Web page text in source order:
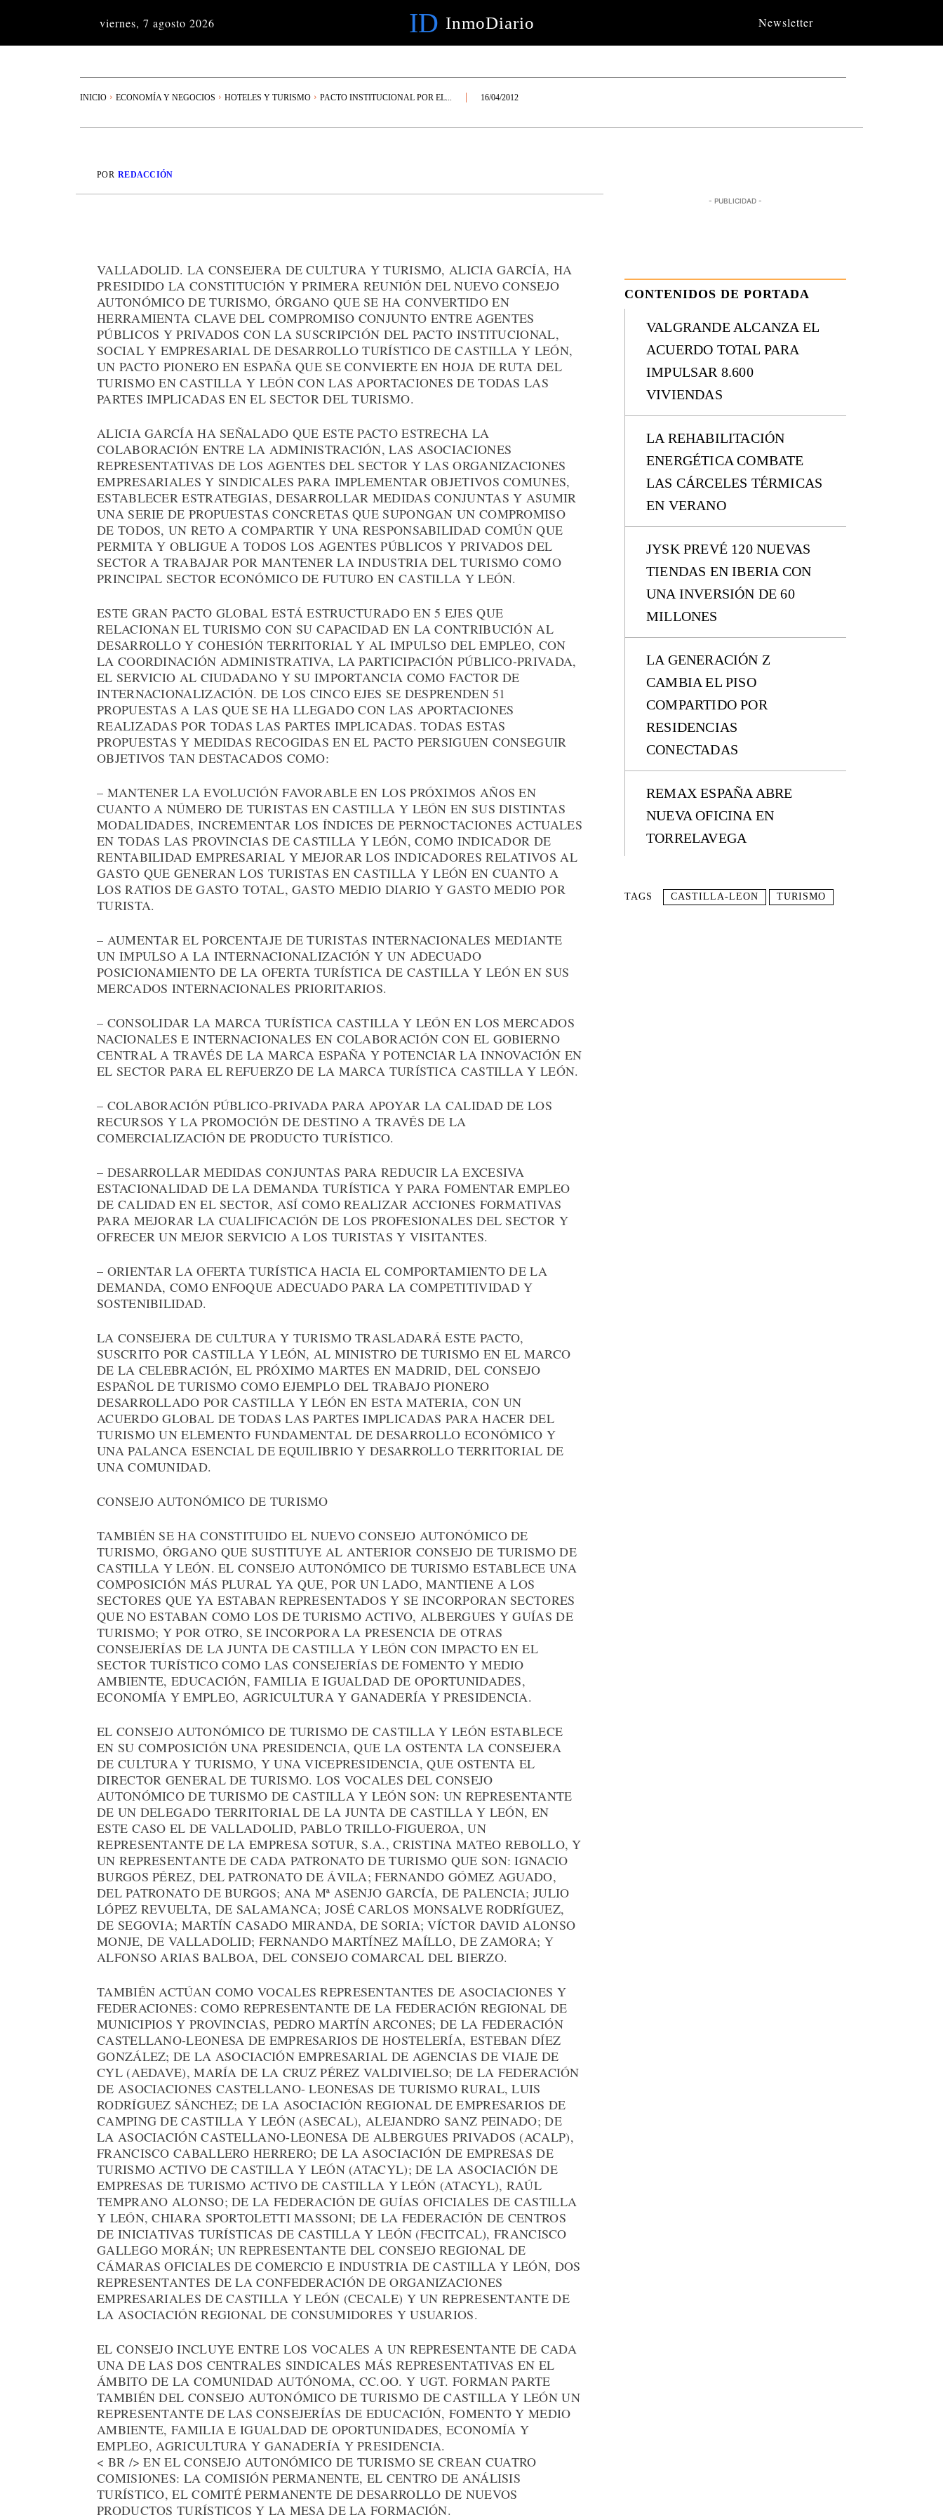
viernes, 7 agosto 2026 ID InmoDiario Newsletter
INICIO ECONOMÍA Y NEGOCIOS HOTELES Y TURISMO PACTO INSTITUCIONAL POR EL... 16/04/2012
POR REDACCIÓN
VALLADOLID. LA CONSEJERA DE CULTURA Y TURISMO, ALICIA GARCÍA, HA
PRESIDIDO LA CONSTITUCIÓN Y PRIMERA REUNIÓN DEL NUEVO CONSEJO
AUTONÓMICO DE TURISMO, ÓRGANO QUE SE HA CONVERTIDO EN
HERRAMIENTA CLAVE DEL COMPROMISO CONJUNTO ENTRE AGENTES
PÚBLICOS Y PRIVADOS CON LA SUSCRIPCIÓN DEL PACTO INSTITUCIONAL,
SOCIAL Y EMPRESARIAL DE DESARROLLO TURÍSTICO DE CASTILLA Y LEÓN,
UN PACTO PIONERO EN ESPAÑA QUE SE CONVIERTE EN HOJA DE RUTA DEL
TURISMO EN CASTILLA Y LEÓN CON LAS APORTACIONES DE TODAS LAS
PARTES IMPLICADAS EN EL SECTOR DEL TURISMO.
ALICIA GARCÍA HA SEÑALADO QUE ESTE PACTO ESTRECHA LA
COLABORACIÓN ENTRE LA ADMINISTRACIÓN, LAS ASOCIACIONES
REPRESENTATIVAS DE LOS AGENTES DEL SECTOR Y LAS ORGANIZACIONES
EMPRESARIALES Y SINDICALES PARA IMPLEMENTAR OBJETIVOS COMUNES,
ESTABLECER ESTRATEGIAS, DESARROLLAR MEDIDAS CONJUNTAS Y ASUMIR
UNA SERIE DE PROPUESTAS CONCRETAS QUE SUPONGAN UN COMPROMISO
DE TODOS, UN RETO A COMPARTIR Y UNA RESPONSABILIDAD COMÚN QUE
PERMITA Y OBLIGUE A TODOS LOS AGENTES PÚBLICOS Y PRIVADOS DEL
SECTOR A TRABAJAR POR MANTENER LA INDUSTRIA DEL TURISMO COMO
PRINCIPAL SECTOR ECONÓMICO DE FUTURO EN CASTILLA Y LEÓN.
ESTE GRAN PACTO GLOBAL ESTÁ ESTRUCTURADO EN 5 EJES QUE
RELACIONAN EL TURISMO CON SU CAPACIDAD EN LA CONTRIBUCIÓN AL
DESARROLLO Y COHESIÓN TERRITORIAL Y AL IMPULSO DEL EMPLEO, CON
LA COORDINACIÓN ADMINISTRATIVA, LA PARTICIPACIÓN PÚBLICO-PRIVADA,
EL SERVICIO AL CIUDADANO Y SU IMPORTANCIA COMO FACTOR DE
INTERNACIONALIZACIÓN. DE LOS CINCO EJES SE DESPRENDEN 51
PROPUESTAS A LAS QUE SE HA LLEGADO CON LAS APORTACIONES
REALIZADAS POR TODAS LAS PARTES IMPLICADAS. TODAS ESTAS
PROPUESTAS Y MEDIDAS RECOGIDAS EN EL PACTO PERSIGUEN CONSEGUIR
OBJETIVOS TAN DESTACADOS COMO:
– MANTENER LA EVOLUCIÓN FAVORABLE EN LOS PRÓXIMOS AÑOS EN
CUANTO A NÚMERO DE TURISTAS EN CASTILLA Y LEÓN EN SUS DISTINTAS
MODALIDADES, INCREMENTAR LOS ÍNDICES DE PERNOCTACIONES ACTUALES
EN TODAS LAS PROVINCIAS DE CASTILLA Y LEÓN, COMO INDICADOR DE
RENTABILIDAD EMPRESARIAL Y MEJORAR LOS INDICADORES RELATIVOS AL
GASTO QUE GENERAN LOS TURISTAS EN CASTILLA Y LEÓN EN CUANTO A
LOS RATIOS DE GASTO TOTAL, GASTO MEDIO DIARIO Y GASTO MEDIO POR
TURISTA.
– AUMENTAR EL PORCENTAJE DE TURISTAS INTERNACIONALES MEDIANTE
UN IMPULSO A LA INTERNACIONALIZACIÓN Y UN ADECUADO
POSICIONAMIENTO DE LA OFERTA TURÍSTICA DE CASTILLA Y LEÓN EN SUS
MERCADOS INTERNACIONALES PRIORITARIOS.
– CONSOLIDAR LA MARCA TURÍSTICA CASTILLA Y LEÓN EN LOS MERCADOS
NACIONALES E INTERNACIONALES EN COLABORACIÓN CON EL GOBIERNO
CENTRAL A TRAVÉS DE LA MARCA ESPAÑA Y POTENCIAR LA INNOVACIÓN EN
EL SECTOR PARA EL REFUERZO DE LA MARCA TURÍSTICA CASTILLA Y LEÓN.
– COLABORACIÓN PÚBLICO-PRIVADA PARA APOYAR LA CALIDAD DE LOS
RECURSOS Y LA PROMOCIÓN DE DESTINO A TRAVÉS DE LA
COMERCIALIZACIÓN DE PRODUCTO TURÍSTICO.
– DESARROLLAR MEDIDAS CONJUNTAS PARA REDUCIR LA EXCESIVA
ESTACIONALIDAD DE LA DEMANDA TURÍSTICA Y PARA FOMENTAR EMPLEO
DE CALIDAD EN EL SECTOR, ASÍ COMO REALIZAR ACCIONES FORMATIVAS
PARA MEJORAR LA CUALIFICACIÓN DE LOS PROFESIONALES DEL SECTOR Y
OFRECER UN MEJOR SERVICIO A LOS TURISTAS Y VISITANTES.
– ORIENTAR LA OFERTA TURÍSTICA HACIA EL COMPORTAMIENTO DE LA
DEMANDA, COMO ENFOQUE ADECUADO PARA LA COMPETITIVIDAD Y
SOSTENIBILIDAD.
LA CONSEJERA DE CULTURA Y TURISMO TRASLADARÁ ESTE PACTO,
SUSCRITO POR CASTILLA Y LEÓN, AL MINISTRO DE TURISMO EN EL MARCO
DE LA CELEBRACIÓN, EL PRÓXIMO MARTES EN MADRID, DEL CONSEJO
ESPAÑOL DE TURISMO COMO EJEMPLO DEL TRABAJO PIONERO
DESARROLLADO POR CASTILLA Y LEÓN EN ESTA MATERIA, CON UN
ACUERDO GLOBAL DE TODAS LAS PARTES IMPLICADAS PARA HACER DEL
TURISMO UN ELEMENTO FUNDAMENTAL DE DESARROLLO ECONÓMICO Y
UNA PALANCA ESENCIAL DE EQUILIBRIO Y DESARROLLO TERRITORIAL DE
UNA COMUNIDAD.
CONSEJO AUTONÓMICO DE TURISMO
TAMBIÉN SE HA CONSTITUIDO EL NUEVO CONSEJO AUTONÓMICO DE
TURISMO, ÓRGANO QUE SUSTITUYE AL ANTERIOR CONSEJO DE TURISMO DE
CASTILLA Y LEÓN. EL CONSEJO AUTONÓMICO DE TURISMO ESTABLECE UNA
COMPOSICIÓN MÁS PLURAL YA QUE, POR UN LADO, MANTIENE A LOS
SECTORES QUE YA ESTABAN REPRESENTADOS Y SE INCORPORAN SECTORES
QUE NO ESTABAN COMO LOS DE TURISMO ACTIVO, ALBERGUES Y GUÍAS DE
TURISMO; Y POR OTRO, SE INCORPORA LA PRESENCIA DE OTRAS
CONSEJERÍAS DE LA JUNTA DE CASTILLA Y LEÓN CON IMPACTO EN EL
SECTOR TURÍSTICO COMO LAS CONSEJERÍAS DE FOMENTO Y MEDIO
AMBIENTE, EDUCACIÓN, FAMILIA E IGUALDAD DE OPORTUNIDADES,
ECONOMÍA Y EMPLEO, AGRICULTURA Y GANADERÍA Y PRESIDENCIA.
EL CONSEJO AUTONÓMICO DE TURISMO DE CASTILLA Y LEÓN ESTABLECE
EN SU COMPOSICIÓN UNA PRESIDENCIA, QUE LA OSTENTA LA CONSEJERA
DE CULTURA Y TURISMO, Y UNA VICEPRESIDENCIA, QUE OSTENTA EL
DIRECTOR GENERAL DE TURISMO. LOS VOCALES DEL CONSEJO
AUTONÓMICO DE TURISMO DE CASTILLA Y LEÓN SON: UN REPRESENTANTE
DE UN DELEGADO TERRITORIAL DE LA JUNTA DE CASTILLA Y LEÓN, EN
ESTE CASO EL DE VALLADOLID, PABLO TRILLO-FIGUEROA, UN
REPRESENTANTE DE LA EMPRESA SOTUR, S.A., CRISTINA MATEO REBOLLO, Y
UN REPRESENTANTE DE CADA PATRONATO DE TURISMO QUE SON: IGNACIO
BURGOS PÉREZ, DEL PATRONATO DE ÁVILA; FERNANDO GÓMEZ AGUADO,
DEL PATRONATO DE BURGOS; ANA Mª ASENJO GARCÍA, DE PALENCIA; JULIO
LÓPEZ REVUELTA, DE SALAMANCA; JOSÉ CARLOS MONSALVE RODRÍGUEZ,
DE SEGOVIA; MARTÍN CASADO MIRANDA, DE SORIA; VÍCTOR DAVID ALONSO
MONJE, DE VALLADOLID; FERNANDO MARTÍNEZ MAÍLLO, DE ZAMORA; Y
ALFONSO ARIAS BALBOA, DEL CONSEJO COMARCAL DEL BIERZO.
TAMBIÉN ACTÚAN COMO VOCALES REPRESENTANTES DE ASOCIACIONES Y
FEDERACIONES: COMO REPRESENTANTE DE LA FEDERACIÓN REGIONAL DE
MUNICIPIOS Y PROVINCIAS, PEDRO MARTÍN ARCONES; DE LA FEDERACIÓN
CASTELLANO-LEONESA DE EMPRESARIOS DE HOSTELERÍA, ESTEBAN DÍEZ
GONZÁLEZ; DE LA ASOCIACIÓN EMPRESARIAL DE AGENCIAS DE VIAJE DE
CYL (AEDAVE), MARÍA DE LA CRUZ PÉREZ VALDIVIELSO; DE LA FEDERACIÓN
DE ASOCIACIONES CASTELLANO- LEONESAS DE TURISMO RURAL, LUIS
RODRÍGUEZ SÁNCHEZ; DE LA ASOCIACIÓN REGIONAL DE EMPRESARIOS DE
CAMPING DE CASTILLA Y LEÓN (ASECAL), ALEJANDRO SANZ PEINADO; DE
LA ASOCIACIÓN CASTELLANO-LEONESA DE ALBERGUES PRIVADOS (ACALP),
FRANCISCO CABALLERO HERRERO; DE LA ASOCIACIÓN DE EMPRESAS DE
TURISMO ACTIVO DE CASTILLA Y LEÓN (ATACYL); DE LA ASOCIACIÓN DE
EMPRESAS DE TURISMO ACTIVO DE CASTILLA Y LEÓN (ATACYL), RAÚL
TEMPRANO ALONSO; DE LA FEDERACIÓN DE GUÍAS OFICIALES DE CASTILLA
Y LEÓN, CHIARA SPORTOLETTI MASSONI; DE LA FEDERACIÓN DE CENTROS
DE INICIATIVAS TURÍSTICAS DE CASTILLA Y LEÓN (FECITCAL), FRANCISCO
GALLEGO MORÁN; UN REPRESENTANTE DEL CONSEJO REGIONAL DE
CÁMARAS OFICIALES DE COMERCIO E INDUSTRIA DE CASTILLA Y LEÓN, DOS
REPRESENTANTES DE LA CONFEDERACIÓN DE ORGANIZACIONES
EMPRESARIALES DE CASTILLA Y LEÓN (CECALE) Y UN REPRESENTANTE DE
LA ASOCIACIÓN REGIONAL DE CONSUMIDORES Y USUARIOS.
EL CONSEJO INCLUYE ENTRE LOS VOCALES A UN REPRESENTANTE DE CADA
UNA DE LAS DOS CENTRALES SINDICALES MÁS REPRESENTATIVAS EN EL
ÁMBITO DE LA COMUNIDAD AUTÓNOMA, CC.OO. Y UGT. FORMAN PARTE
TAMBIÉN DEL CONSEJO AUTONÓMICO DE TURISMO DE CASTILLA Y LEÓN UN
REPRESENTANTE DE LAS CONSEJERÍAS DE EDUCACIÓN, FOMENTO Y MEDIO
AMBIENTE, FAMILIA E IGUALDAD DE OPORTUNIDADES, ECONOMÍA Y
EMPLEO, AGRICULTURA Y GANADERÍA Y PRESIDENCIA.
< BR /> EN EL CONSEJO AUTONÓMICO DE TURISMO SE CREAN CUATRO
COMISIONES: LA COMISIÓN PERMANENTE, EL CENTRO DE ANÁLISIS
TURÍSTICO, EL COMITÉ PERMANENTE DE DESARROLLO DE NUEVOS
PRODUCTOS TURÍSTICOS Y LA MESA DE LA FORMACIÓN.
- PUBLICIDAD -
CONTENIDOS DE PORTADA
VALGRANDE ALCANZA EL
ACUERDO TOTAL PARA
IMPULSAR 8.600
VIVIENDAS
LA REHABILITACIÓN
ENERGÉTICA COMBATE
LAS CÁRCELES TÉRMICAS
EN VERANO
JYSK PREVÉ 120 NUEVAS
TIENDAS EN IBERIA CON
UNA INVERSIÓN DE 60
MILLONES
LA GENERACIÓN Z
CAMBIA EL PISO
COMPARTIDO POR
RESIDENCIAS
CONECTADAS
REMAX ESPAÑA ABRE
NUEVA OFICINA EN
TORRELAVEGA
TAGS CASTILLA-LEON TURISMO